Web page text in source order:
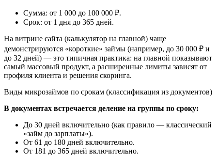
Сумма: от 1 000 до 100 000 ₽.
Срок: от 1 дня до 365 дней.
На витрине сайта (калькулятор на главной) чаще
демонстрируются «короткие» займы (например, до 30 000 ₽ и
до 32 дней) — это типичная практика: на главной показывают
самый массовый продукт, а расширенные лимиты зависят от
профиля клиента и решения скоринга.
Виды микрозаймов по срокам (классификация из документов)
В документах встречается деление на группы по сроку:
До 30 дней включительно (как правило — классический
«займ до зарплаты»).
От 61 до 180 дней включительно.
От 181 до 365 дней включительно.